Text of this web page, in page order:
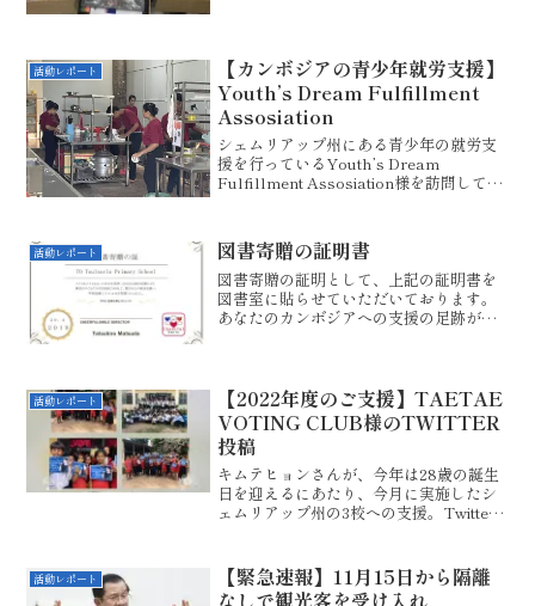
けて文房具を集めてくだ...
活動レポート
【カンボジアの青少年就労支援】
Youth’s Dream Fulfillment
Assosiation
シェムリアップ州にある青少年の就労支
援を行っているYouth’s Dream
Fulfillment Assosiation様を訪問してき
は、ホテルやラウンジ等でのサービ...
活動レポート 図書寄贈の証明書
図書寄贈の証明として、上記の証明書を
図書室に貼らせていただいております。
あなたのカンボジアへの支援の足跡が確
ログランキングにご協力い...
活動レポート
【2022年度のご支援】TAETAE
VOTING CLUB様のTWITTER
投稿
キムテヒョンさんが、今年は28歳の誕生
日を迎えるにあたり、今月に実施したシ
ェムリアップ州の3校への支援。Twitter
び込んできております。2年続けて実施さ
れたチャリ...
活動レポート
【緊急速報】11月15日から隔離
なしで観光客を受け入れ